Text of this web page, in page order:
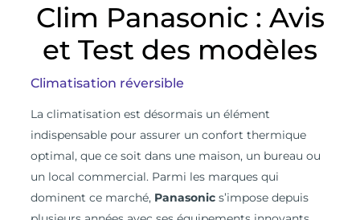
Clim Panasonic : Avis
et Test des modèles
Climatisation réversible
La climatisation est désormais un élément
indispensable pour assurer un confort thermique
optimal, que ce soit dans une maison, un bureau ou
un local commercial. Parmi les marques qui
dominent ce marché, Panasonics’impose depuis